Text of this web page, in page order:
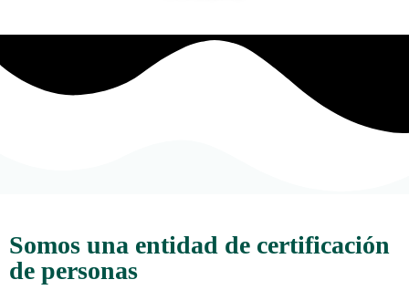
Somos una entidad de certificación
de personas